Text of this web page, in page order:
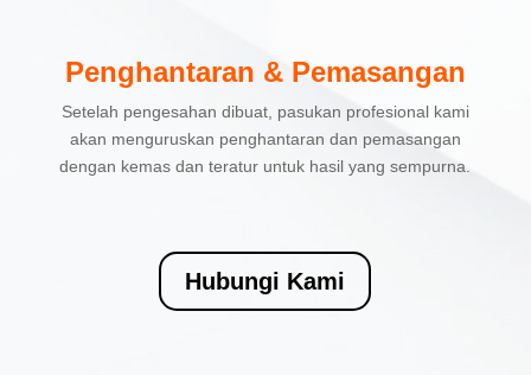
Penghantaran & Pemasangan
Setelah pengesahan dibuat, pasukan profesional kami
akan menguruskan penghantaran dan pemasangan
dengan kemas dan teratur untuk hasil yang sempurna.
Hubungi Kami